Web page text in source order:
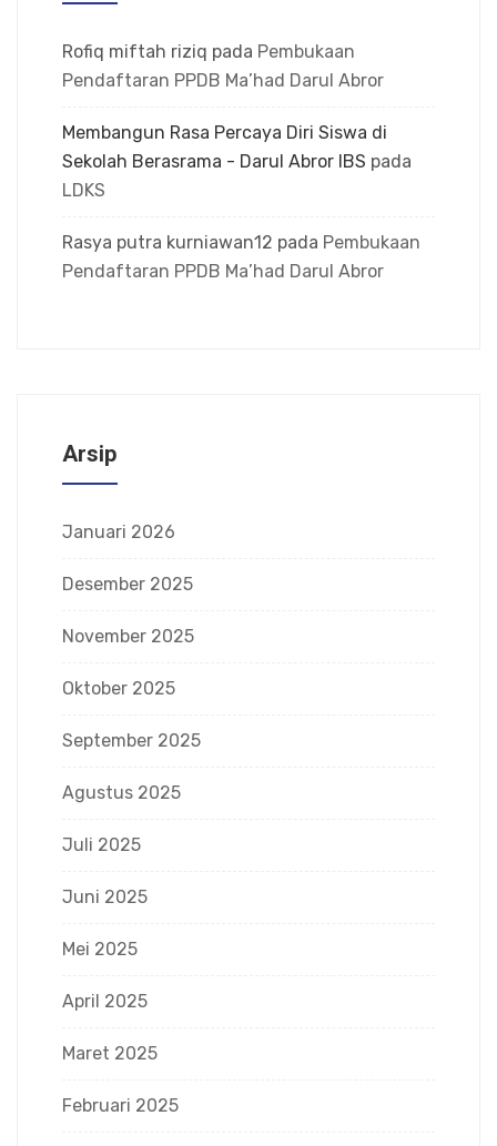
Rofiq miftah riziq pada Pembukaan
Pendaftaran PPDB Ma’had Darul Abror
Membangun Rasa Percaya Diri Siswa di
Sekolah Berasrama - Darul Abror IBS pada
LDKS
Rasya putra kurniawan12 pada Pembukaan
Pendaftaran PPDB Ma’had Darul Abror
Arsip
Januari 2026
Desember 2025
November 2025
Oktober 2025
September 2025
Agustus 2025
Juli 2025
Juni 2025
Mei 2025
April 2025
Maret 2025
Februari 2025